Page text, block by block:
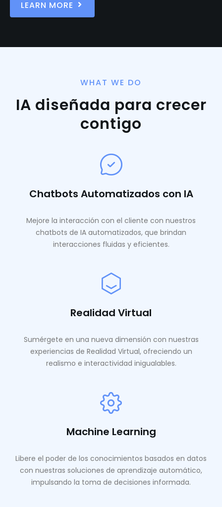
LEARN MORE
WHAT WE DO
IA diseñada para crecer
contigo
Chatbots Automatizados con IA
Mejore la interacción con el cliente con nuestros
chatbots de IA automatizados, que brindan
interacciones fluidas y eficientes.
Realidad Virtual
Sumérgete en una nueva dimensión con nuestras
experiencias de Realidad Virtual, ofreciendo un
realismo e interactividad inigualables.
Machine Learning
Libere el poder de los conocimientos basados ​​en datos
con nuestras soluciones de aprendizaje automático,
impulsando la toma de decisiones informada.